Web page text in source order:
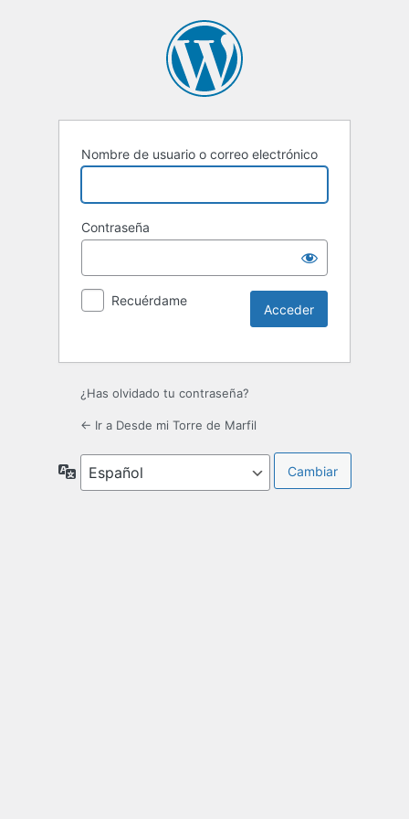
Nombre de usuario o correo electrónico
Contraseña
Recuérdame
¿Has olvidado tu contraseña?
← Ir a Desde mi Torre de Marfil
Idioma